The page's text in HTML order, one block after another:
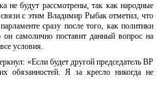
не будут рассмотрены, так как народные
с этим Владимир Рыбак отметил, что
сразу после того, как политики
самолично поставит данный вопрос на
условия.
«Если будет другой председатель ВР
Я за кресло никогда не